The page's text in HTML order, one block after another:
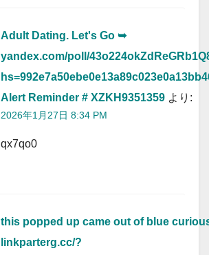
Adult Dating. Let's Go ➥
yandex.com/poll/
Alert Reminder # XZKH9351359 より:
2026年1月27日 8:34 PM
qx7qo0
this popped up came out of blue
linkparterg.cc/?